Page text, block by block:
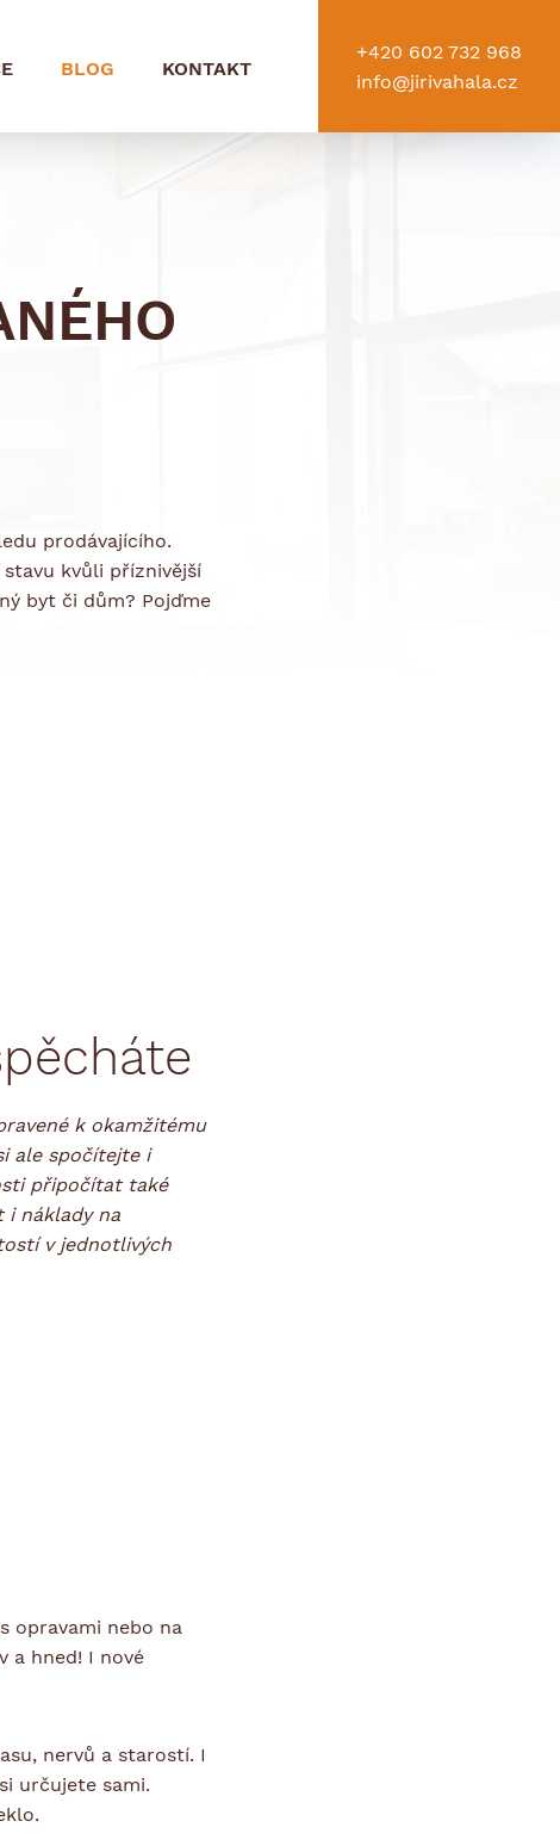
BLOG KONTAKT
+420 602 732 968
info@jirivahala.cz
prodávajícího.
kvůli příznivější
byt či dům? Pojďme
k okamžitému
ale spočítejte i
připočítat také
i náklady na
v jednotlivých
opravami nebo na
a hned! I nové
nervů a starostí. I
určujete sami.